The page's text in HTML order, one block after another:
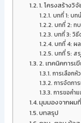
1. โครงสร้าง
บทที่ 1: บท
บทที่ 2: ท
บทที่ 3: วิธี
บทที่ 4: ผ
บทที่ 5: ส
2. เทคนิคการเ
การเลือกหั
การจัดกา
การขอคำ
มุมมองจากผม
บทสรุป